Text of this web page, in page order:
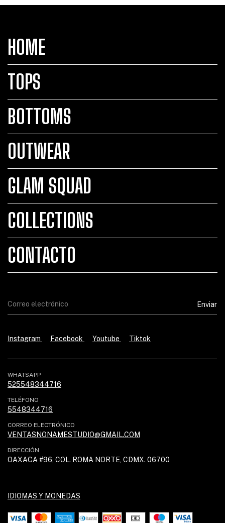
HOME
TOPS
BOTTOMS
OUTWEAR
GLAM SQUAD
COLLECTIONS
CONTACTO
Instagram Facebook Youtube Tiktok
WHATSAPP
525548344716
TELÉFONO
5548344716
CORREO ELECTRÓNICO
VENTASNONAMESTUDIO@GMAIL.COM
DIRECCIÓN
OAXACA #96, COL. ROMA NORTE, CDMX. 06700
IDIOMAS Y MONEDAS